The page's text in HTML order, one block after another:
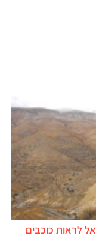
לראות כוכבים